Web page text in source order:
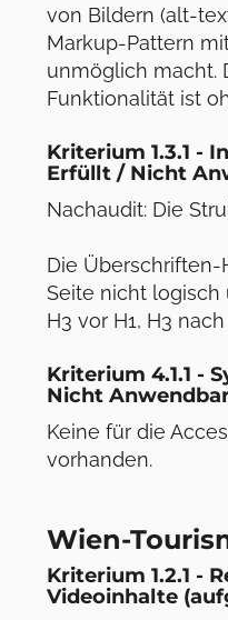
von Bildern (alt-
Markup-Pattern
unmöglich macht.
Funktionalität ist
Kriterium 1.3.1 -
Erfüllt / Nicht
Nachaudit: Die
Die Überschriften-
Seite nicht logisch
H3 vor H1, H3
Kriterium 4.1.1 -
Nicht
Keine für die
vorhanden.
Wien-
Kriterium 1.2.1 -
Videoinhalte